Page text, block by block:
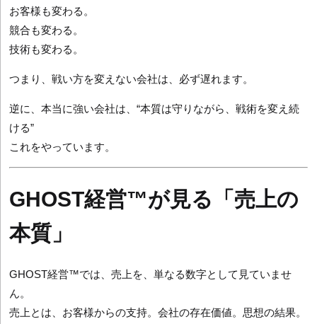
お客様も変わる。
競合も変わる。
技術も変わる。
つまり、戦い方を変えない会社は、必ず遅れます。
逆に、本当に強い会社は、“本質は守りながら、戦術を変え続
ける”
これをやっています。
GHOST経営™が見る「売上の
本質」
GHOST経営™では、売上を、単なる数字として見ていませ
ん。
売上とは、お客様からの支持。会社の存在価値。思想の結果。